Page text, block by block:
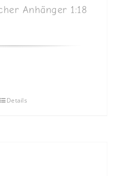
Anhänger 1:18
Details